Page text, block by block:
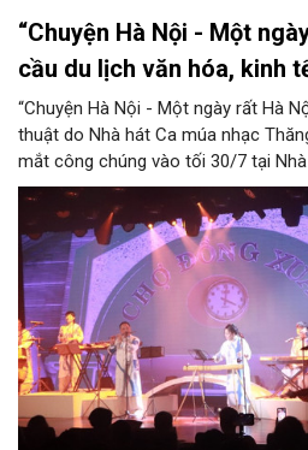
“Chuyện Hà Nội - Một
cầu du lịch văn hóa, kinh
“Chuyện Hà Nội - Một ngày rất Hà
thuật do Nhà hát Ca múa nhạc
mắt công chúng vào tối 30/7 tại
Long (số 31 - 33 phố Lương Văn